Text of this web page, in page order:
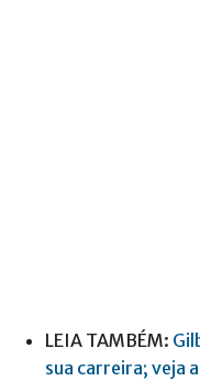
LEIA TAMBÉM:
sua carreira; veja